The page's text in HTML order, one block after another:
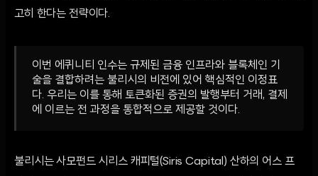
고히 한다는 전략이다.
이번 에퀴니티 인수는 규제된 금융 인프라와 블록체인 기
술을 결합하려는 불리시의 비전에 있어 핵심적인 이정표
다. 우리는 이를 통해 토큰화된 증권의 발행부터 거래, 결제
에 이르는 전 과정을 통합적으로 제공할 것이다.
불리시는 사모펀드 시리스 캐피털(Siris Capital) 산하의 어스 프